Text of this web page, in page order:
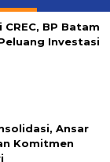
BP Batam
Investasi
Ansar
Komitmen